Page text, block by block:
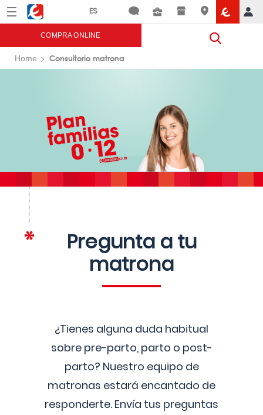
Menú Eroski
COMPRA ONLINE
Home Consultorio matrona
Pregunta a tu
matrona
¿Tienes alguna duda habitual
sobre pre-parto, parto o post-
parto? Nuestro equipo de
matronas estará encantado de
responderte. Envía tus preguntas